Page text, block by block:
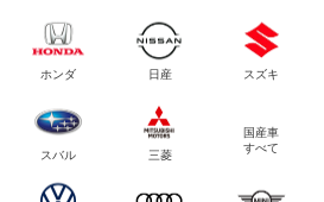
ホンダ 日産 スズキ
スバル 三菱
国産車
すべて